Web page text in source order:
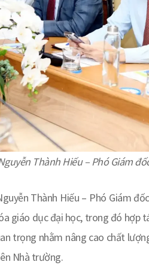
Nguyễn Thành Hiếu – Phó Giám
Thành Hiếu – Phó Giám
giáo dục đại học, trong đó hợp
trọng nhằm nâng cao chất
Nhà trường.